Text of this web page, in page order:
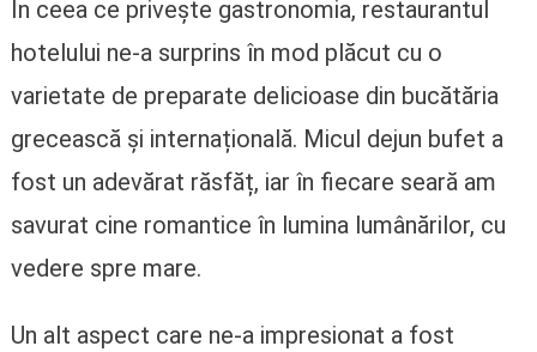
În ceea ce privește gastronomia, restaurantul
hotelului ne-a surprins în mod plăcut cu o
varietate de preparate delicioase din bucătăria
grecească și internațională. Micul dejun bufet a
fost un adevărat răsfăț, iar în fiecare seară am
savurat cine romantice în lumina lumânărilor, cu
vedere spre mare.
Un alt aspect care ne-a impresionat a fost